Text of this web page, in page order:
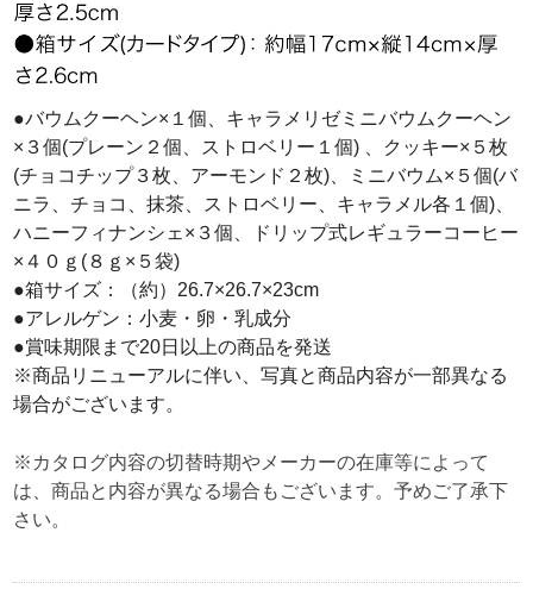
●バウムクーヘン×１個、キャラメリゼミニバウムクーヘン
×３個(プレーン２個、ストロベリー１個) 、クッキー×５枚
(チョコチップ３枚、アーモンド２枚)、ミニバウム×５個(バ
ニラ、チョコ、抹茶、ストロベリー、キャラメル各１個)、
ハニーフィナンシェ×３個、ドリップ式レギュラーコーヒー
×４０ｇ(８ｇ×５袋)
●箱サイズ：（約）26.7×26.7×23cm
●アレルゲン：小麦・卵・乳成分
●賞味期限まで20日以上の商品を発送
※商品リニューアルに伴い、写真と商品内容が一部異なる
場合がございます。
※カタログ内容の切替時期やメーカーの在庫等によって
は、商品と内容が異なる場合もございます。予めご了承下
さい。